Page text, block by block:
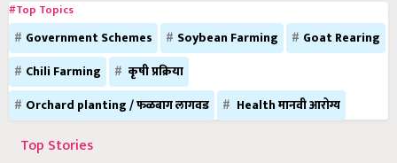
#Top Topics
Government Schemes Soybean Farming
Goat Rearing
Chili Farming
कृषी प्रक्रिया
Orchard planting / फळबाग लागवड
Health मानवी आरोग्य
Top Stories